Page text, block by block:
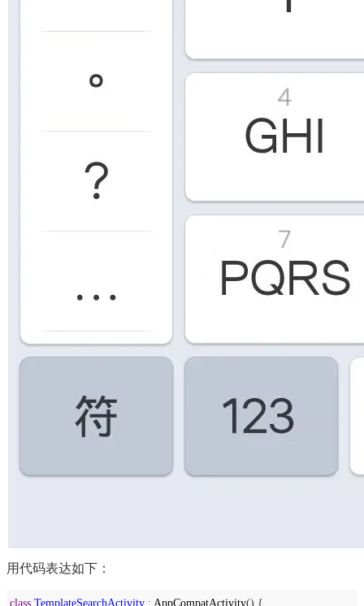
用代码表达如下：
class TemplateSearchActivity : AppCompatActivity() {